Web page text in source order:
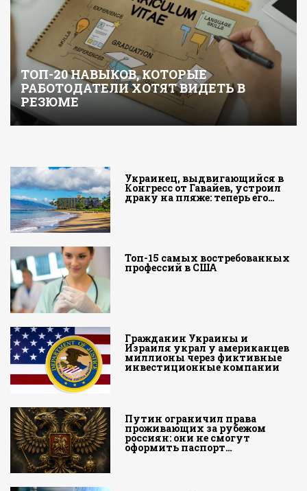
ТОП-20 НАВЫКОВ, КОТОРЫЕ
РАБОТОДАТЕЛИ ХОТЯТ ВИДЕТЬ В
РЕЗЮМЕ
Украинец, выдвигающийся в
Конгресс от Гавайев, устроил
драку на пляже: теперь его…
Топ-15 самых востребованных
профессий в США
Гражданин Украины и
Израиля украл у американцев
миллионы через фиктивные
инвестиционные компании
Путин ограничил права
проживающих за рубежом
россиян: они не смогут
оформить паспорт…